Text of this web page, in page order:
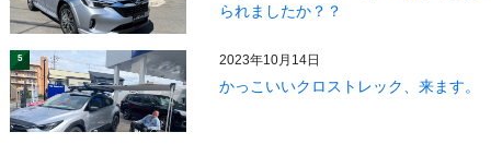
られましたか？？
5 2023年10月14日
かっこいいクロストレック、来ます。